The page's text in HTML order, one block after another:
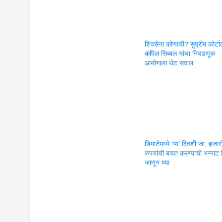
शिवसेना कोणाची? सुप्रीम
कपिल सिब्बल यांचा निवडणूक
आयोगाला थेट सवाल
डिमार्टमध्ये ‘या’ दिवशी जा;
रुपयांची बचत करण्याची भन्नाट
जाणून घ्या